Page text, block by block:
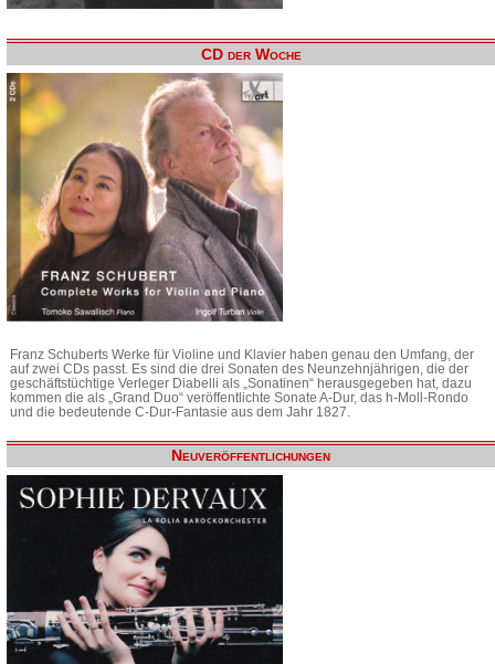
CD der Woche
Franz Schuberts Werke für Violine und Klavier haben genau den Umfang, der
auf zwei CDs passt. Es sind die drei Sonaten des Neunzehnjährigen, die der
geschäftstüchtige Verleger Diabelli als „Sonatinen“ herausgegeben hat, dazu
kommen die als „Grand Duo“ veröffentlichte Sonate A-Dur, das h-Moll-Rondo
und die bedeutende C-Dur-Fantasie aus dem Jahr 1827.
Neuveröffentlichungen